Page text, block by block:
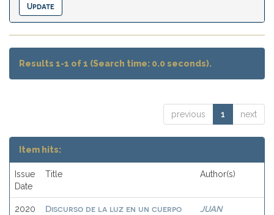
Results 1-1 of 1 (Search time: 0.0 seconds).
previous 1 next
Item hits:
Issue
Date
Title Author(s)
2020
Discurso de la luz en un cuerpo
JUAN